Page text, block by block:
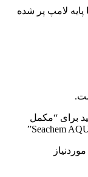
پایه لامپ پر شده
برای “مکمل